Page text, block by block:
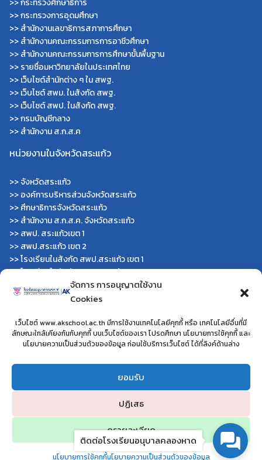
จัดการ การอนุญาตใช้งาน
Cookies
เว็บไซต์ www.akschool.ac.th มีการใช้งานเทคโนโลยีคุกกี้ หรือ เทคโนโลยีอื่นที่มี
ลักษณะใกล้เคียงกันกับคุกกี้ บนเว็บไซต์ของเรา โปรดศึกษา นโยบายการใช้คุกกี้ และ
นโยบายความเป็นส่วนตัวของข้อมูล ก่อนใช้บริการเว็บไซต์ ได้ที่ลิงค์ด้านล่าง
ยอมรับ
ปฏิเสธ
ดูรายละเอียด
นโยบายการใช้คุกกี้นโยบายความเป็นส่วนตัวของข้อมูล
>>กระทรวงศึกษาธิการ
>>กระทรวงการอุดมศึกษา
>>สำนักงานเลขาธิการสภาการศึกษา
>>สำนักงานคณะกรรมการการอาชีวศึกษา
>>สำนักงานคณะกรรมการการศึกษาขั้นพื้นฐาน
>>รายชื่อมหาวิทยาลัยในประเทศไทย
>>เว็บไซต์สำนักต่าง ๆ ใน สพฐ.
>>เว็บไซต์ สพม. ในสังกัด สพฐ.
>>เว็บไซต์ สพป. ในสังกัด สพฐ.
>>กรมบัญชีกลาง
>>สำนักงาน ส.ก.ส.ค
หน่วยงานในจังหวัดสระแก้ว
>>จังหวัดสระแก้ว
>>องค์การบริหารส่วนจังหวัดสระแก้ว
>>ศึกษาธิการจังหวัดสระแก้ว
>>สำนักงาน ส.ก.ส.ค. จังหวัดสระแก้ว
>>สพป. สระแก้วเขต 1
>>สพป.สระแก้ว เขต 2
>>โรงเรียนในสังกัด สพป.สระแก้ว เขต 1
>>โรงเรียนในสังกัด สพป.สระแก้ว เขต 2
>>วิทยาลัยเทคนิคสระแก้ว
>> วิทยาลัยเทคนิควังน้ำเย็น
หน่วยงานอื่นๆ
>>โครงการโรงเรียนสุจริต
>>โครงการยุวทูตความดี
โรงเรียนอนุบาลคลองหาด อำเภอคลองหาด จังหวัดสระแก้ว
ติดต่อโรงเรียนอนุบาลคลองหาด